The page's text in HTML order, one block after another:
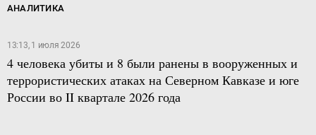
АНАЛИТИКА
13:13, 1 июля 2026
4 человека убиты и 8 были ранены в вооруженных и
террористических атаках на Северном Кавказе и юге
России во II квартале 2026 года